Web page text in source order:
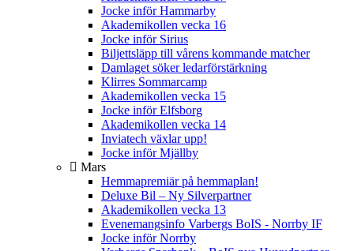
Jocke inför Hammarby
Akademikollen vecka 16
Jocke inför Sirius
Biljettsläpp till vårens kommande matcher
Damlaget söker ledarförstärkning
Klirres Sommarcamp
Akademikollen vecka 15
Jocke inför Elfsborg
Akademikollen vecka 14
Inviatech växlar upp!
Jocke inför Mjällby
Mars
Hemmapremiär på hemmaplan!
Deluxe Bil – Ny Silverpartner
Akademikollen vecka 13
Evenemangsinfo Varbergs BoIS - Norrby IF
Jocke inför Norrby